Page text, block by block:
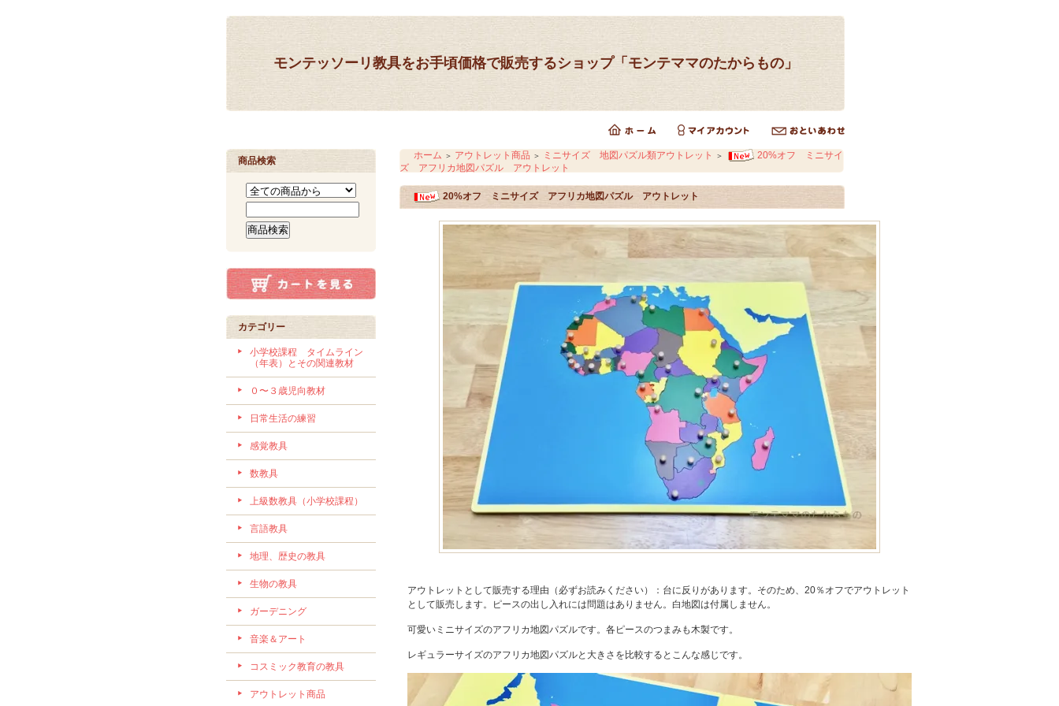
モンテッソーリ教具をお手頃価格で販売するショップ「モンテママのたからもの」
商品検索
カテゴリー
小学校課程 タイムライン
（年表）とその関連教材
０〜３歳児向教材
日常生活の練習
感覚教具
数教具
上級数教具（小学校課程）
言語教具
地理、歴史の教具
生物の教具
ガーデニング
音楽＆アート
コスミック教育の教具
アウトレット商品
ホーム ＞ アウトレット商品 ＞ ミニサイズ 地図パズル類アウトレット ＞
20%オフ ミニサイ
ズ アフリカ地図パズル アウトレット
20%オフ ミニサイズ アフリカ地図パズル アウトレット
アウトレットとして販売する理由（必ずお読みください）：台に反りがあります。そのため、20％オフでアウトレット
として販売します。ピースの出し入れには問題はありません。白地図は付属しません。
可愛いミニサイズのアフリカ地図パズルです。各ピースのつまみも木製です。
レギュラーサイズのアフリカ地図パズルと大きさを比較するとこんな感じです。